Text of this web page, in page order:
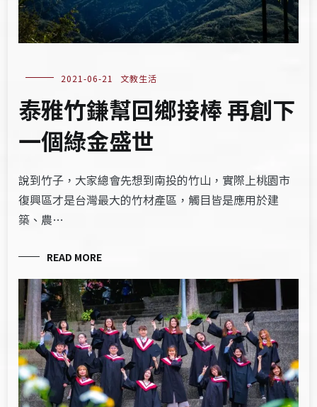
2021-06-21 文教生活
泰雅竹鎌幫回鄉接棒 再創下
一個綠金盛世
說到竹子，大家總會先想到南投的竹山，實際上桃園市
復興區才是台灣最大的竹材產區，觸目皆是應用於建
築、農…
READ MORE